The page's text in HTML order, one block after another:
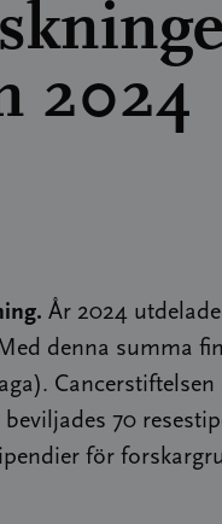
2024
År 2024
denna summa
70
för